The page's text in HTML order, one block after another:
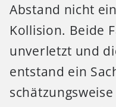
Abstand nicht
Kollision. Beide
unverletzt und
entstand ein